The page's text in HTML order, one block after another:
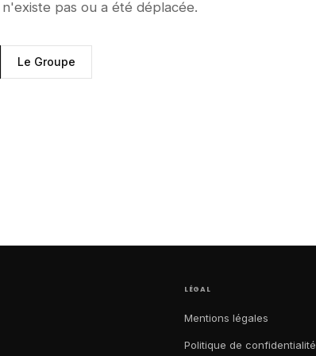
pas ou a été déplacée.
Le Groupe
LÉGAL
Mentions légales
Politique de confidentialité